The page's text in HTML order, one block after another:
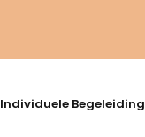
Individuele Begeleiding